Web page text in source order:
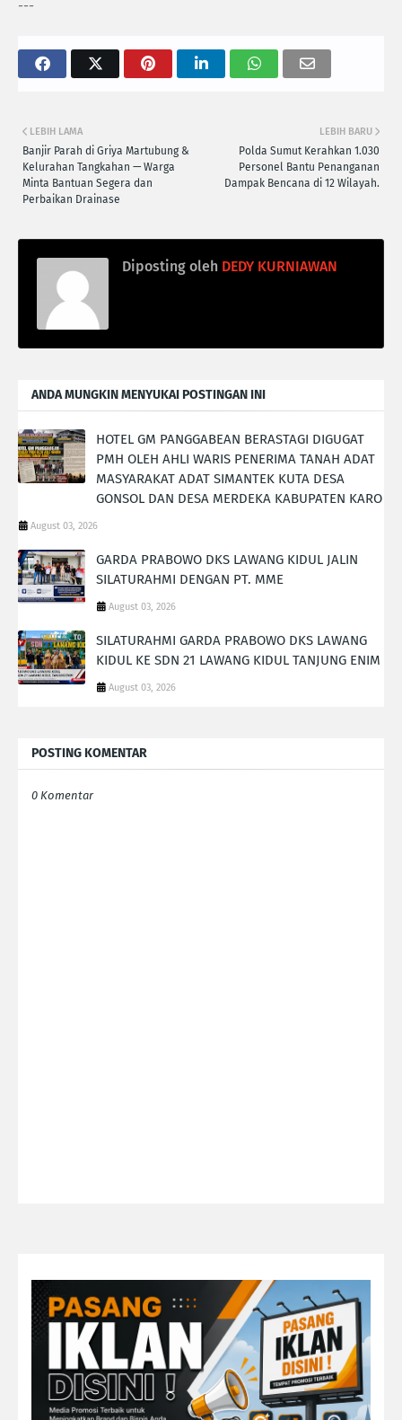
---
LEBIH BARU
Polda Sumut Kerahkan 1.030
Personel Bantu Penanganan
Dampak Bencana di 12 Wilayah.
LEBIH LAMA
Banjir Parah di Griya Martubung &
Kelurahan Tangkahan — Warga
Minta Bantuan Segera dan
Perbaikan Drainase
Diposting oleh DEDY KURNIAWAN
ANDA MUNGKIN MENYUKAI POSTINGAN INI
HOTEL GM PANGGABEAN BERASTAGI DIGUGAT
PMH OLEH AHLI WARIS PENERIMA TANAH ADAT
MASYARAKAT ADAT SIMANTEK KUTA DESA
GONSOL DAN DESA MERDEKA KABUPATEN KARO
August 03, 2026
GARDA PRABOWO DKS LAWANG KIDUL JALIN
SILATURAHMI DENGAN PT. MME
August 03, 2026
SILATURAHMI GARDA PRABOWO DKS LAWANG
KIDUL KE SDN 21 LAWANG KIDUL TANJUNG ENIM
August 03, 2026
POSTING KOMENTAR
0 Komentar